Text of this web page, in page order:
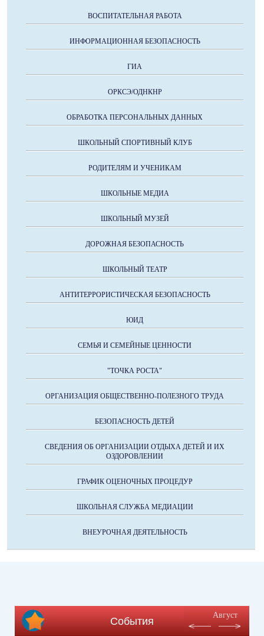
ВОСПИТАТЕЛЬНАЯ РАБОТА
ИНФОРМАЦИОННАЯ БЕЗОПАСНОСТЬ
ГИА
ОРКСЭ/ОДНКНР
ОБРАБОТКА ПЕРСОНАЛЬНЫХ ДАННЫХ
ШКОЛЬНЫЙ СПОРТИВНЫЙ КЛУБ
РОДИТЕЛЯМ И УЧЕНИКАМ
ШКОЛЬНЫЕ МЕДИА
ШКОЛЬНЫЙ МУЗЕЙ
ДОРОЖНАЯ БЕЗОПАСНОСТЬ
ШКОЛЬНЫЙ ТЕАТР
АНТИТЕРРОРИСТИЧЕСКАЯ БЕЗОПАСНОСТЬ
ЮИД
СЕМЬЯ И СЕМЕЙНЫЕ ЦЕННОСТИ
"ТОЧКА РОСТА"
ОРГАНИЗАЦИЯ ОБЩЕСТВЕННО-ПОЛЕЗНОГО ТРУДА
БЕЗОПАСНОСТЬ ДЕТЕЙ
СВЕДЕНИЯ ОБ ОРГАНИЗАЦИИ ОТДЫХА ДЕТЕЙ И ИХ
ОЗДОРОВЛЕНИИ
ГРАФИК ОЦЕНОЧНЫХ ПРОЦЕДУР
ШКОЛЬНАЯ СЛУЖБА МЕДИАЦИИ
ВНЕУРОЧНАЯ ДЕЯТЕЛЬНОСТЬ
События
Август